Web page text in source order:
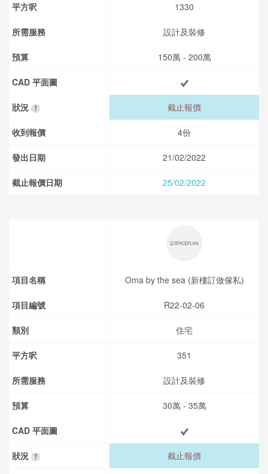
平方呎 1330
所需服務 設計及裝修
預算 150萬 - 200萬
CAD 平面圖
狀況 截止報價
收到報價 4份
發出日期 21/02/2022
截止報價日期 25/02/2022
項目名稱 Oma by the sea (新樓訂做傢私)
項目編號 R22-02-06
類別 住宅
平方呎 351
所需服務 設計及裝修
預算 30萬 - 35萬
CAD 平面圖
狀況 截止報價